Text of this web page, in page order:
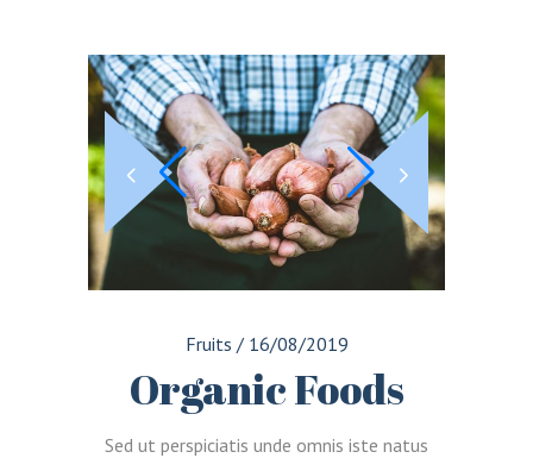
Fruits / 16/08/2019
Organic Foods
Sed ut perspiciatis unde omnis iste natus